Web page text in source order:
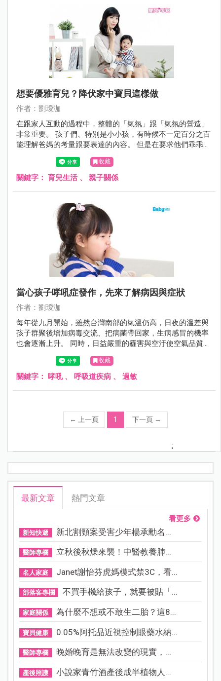
孩童容易產生注意力不集中、急躁、易衝動、犯錯率高等情
況。 甚至可能進而發展出注意力缺乏/過動症候群。 因此，
孩子除了妥善控制與治療過敏以外，一段時間後若仍專注力
欠佳，就要考慮針對注意力不足，接受進一步的評估與治
想要優雅育兒？降伏家中寶貝這樣做
作者：劉璦泇
在跟家人互動的過程中，整體的「氣氛」跟「氣氛的營造」
非常重要。 孩子們、特別是小小孩，有時候不一定百分之百
能理解爸媽的考量跟要表達的內容。 但是在要求他們乖乖配
合跟嘗試溝通的時候，"在一個好的氛圍下出發"其實決定了
這次的結果是"平安喜樂"，還是"硝煙四起"。 更重要的是，
雖然有時候家長的怒吼跟小懲罰非常有用，但全家人的心情
中小魔獸們的好方法吧!
收藏
關鍵字： 育兒生活、 親子關係
當心孩子哮吼症發作，先來了解病因與症狀
作者：劉璦泇
每年從九月開始，雖然台灣南部的氣溫仍高，日夜的溫差與
孩子群聚後增加病毒交流、把病菌帶回家，生病感冒的機率
也會逐漸上升。 同時，日益嚴重的霾害與空汙使空氣品質下
降，讓敏感族群過敏甚至是氣喘發作的比率上升。 若再加上
秋颱報到、外圍氣流導致降雨頻率增加，空氣中黴菌、塵
螨、與小分子粉塵更會使過敏症狀急性發作。 這時候，如果
收藏
關鍵字： 哮吼、 呼吸道疾病 、 過敏
← 上一頁 1 下一頁 →
;
最新文章 熱門文章
看更多
新知快遞 新北割頸案受害少年楊承勳名...
醫師專欄 立秋後秋燥來襲！中醫教養肺...
名人家庭 Janet謝怡芬虎媽模式禁3C，看...
部落客專欄 不買手機給孩子，就要被貼「...
家庭關係 為什麼不想或不敢生二胎？這8...
寶貝健康 0.05%阿托品近視控制眼藥水納...
醫師專欄 晚婚晚育是無法改變的現實，...
產後照護 小說家青竹酒產後成半植物人...